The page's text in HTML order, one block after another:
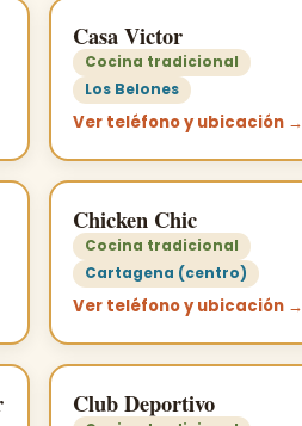
Casa Victor
Cocina tradicional
Los Belones
Ver teléfono y ubicación →
Chicken Chic
Cocina tradicional
Cartagena (centro)
Ver teléfono y ubicación →
Club Deportivo